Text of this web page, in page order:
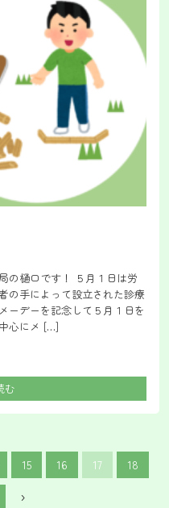
の樋口です！ ５月１日は労
の手によって設立された診療
ーデーを記念して５月１日を
心にメ […]
む
15 16 17 18
›